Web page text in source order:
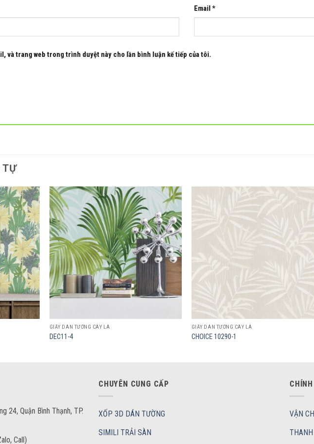
Email *
và trang web trong trình duyệt này cho lần bình luận kế tiếp của tôi.
TỰ
Add to
wishlist
Add to
wishlist
GIẤY DÁN TƯỜNG CÂY LÁ
DEC11-4
GIẤY DÁN TƯỜNG CÂY LÁ
CHOICE 10290-1
24, Quận Bình Thạnh, TP.
Call)
CHUYÊN CUNG CẤP
XỐP 3D DÁN TƯỜNG
SIMILI TRẢI SÀN
VẬN